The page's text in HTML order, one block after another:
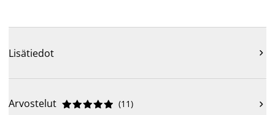
Lisätiedot 
Arvostelut 




 (11) 